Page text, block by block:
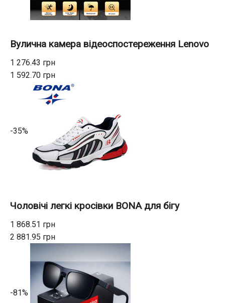
Вулична камера відеоспостереження Lenovo
1 276.43 грн
1 592.70 грн
-35%
Чоловічі легкі кросівки BONA для бігу
1 868.51 грн
2 881.95 грн
-81%